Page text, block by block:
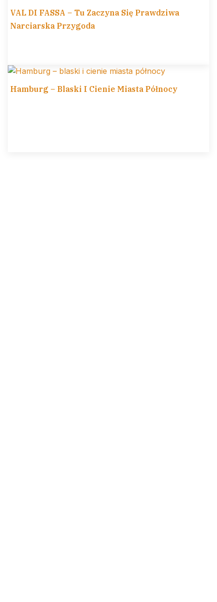
VAL DI FASSA – Tu Zaczyna Się Prawdziwa
Narciarska Przygoda
Hamburg – Blaski I Cienie Miasta Północy